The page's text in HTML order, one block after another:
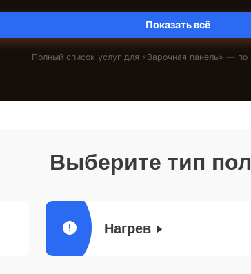
Показать всё
Полный список услуг для «Варочная панель» — по
Выберите тип
Нагрев